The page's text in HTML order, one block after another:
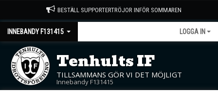
BESTÄLL SUPPORTERTRÖJOR INFÖR SOMMAREN
INNEBANDY F131415 LOGGA IN
Tenhults IF
TILLSAMMANS GÖR VI DET MÖJLIGT
Innebandy F131415